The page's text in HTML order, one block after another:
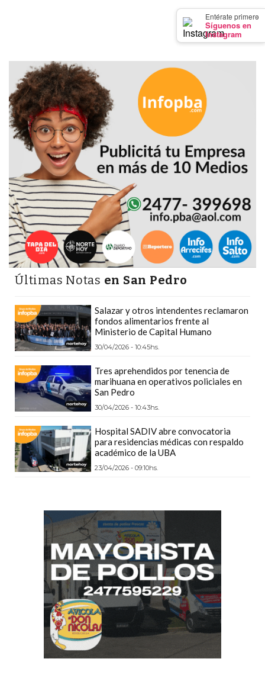
×
Entérate primero
Síguenos en
Instagram
MEJORES
PRECIOS
EN
SUPLEMENTOS
DEPORTIVOS
EN
PERGAMINO
SUPLEMENTOS
DEPORTIVOS
EN
PERGAMINO:
LOS
MEJORES
PRECIOS
PROTEIN
EN
PERGAMINO:
DÓNDE
COMPRAR
EL
MEJOR
DE
PERGAMINO
CREAR
GRATIS
SUPLEMENTOS
DEPORTIVOS
PERGAMINO:
DÓNDE
COMPRAR
PROTEÍNA,
CREATINA
Últimas Notas en San Pedro
Salazar y otros intendentes reclamaron
fondos alimentarios frente al
Ministerio de Capital Humano
30/04/2026 - 10:45hs.
Tres aprehendidos por tenencia de
marihuana en operativos policiales en
San Pedro
30/04/2026 - 10:43hs.
Hospital SADIV abre convocatoria
para residencias médicas con respaldo
académico de la UBA
23/04/2026 - 09:10hs.